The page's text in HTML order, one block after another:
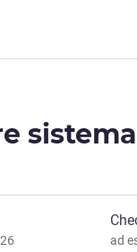
hotel
ad